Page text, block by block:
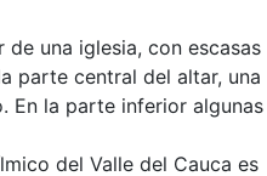
una iglesia, con escasas
parte central del altar, una
En la parte inferior algunas
del Valle del Cauca es